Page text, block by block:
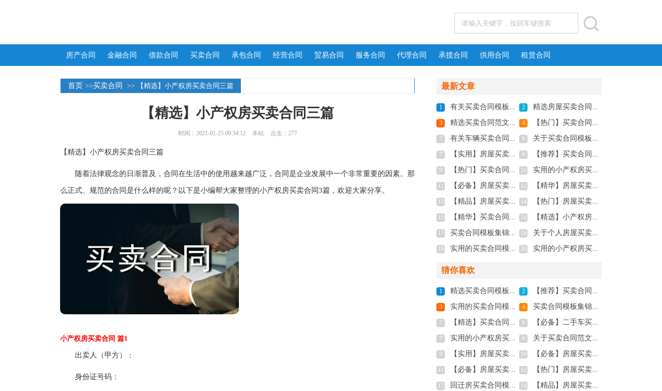
房产合同 金融合同 借款合同 买卖合同 承包合同 经营合同 贸易合同 服务合同 代理合同 承揽合同 供用合同 租赁合同
首页 >>买卖合同 >> 【精选】小产权房买卖合同三篇
【精选】小产权房买卖合同三篇
时间：2021-01-25 09:34:12 本站 点击：277
【精选】小产权房买卖合同三篇
随着法律观念的日渐普及，合同在生活中的使用越来越广泛，合同是企业发展中一个非常重要的因素。那
么正式、规范的合同是什么样的呢？以下是小编帮大家整理的小产权房买卖合同3篇，欢迎大家分享。
小产权房买卖合同 篇1
出卖人（甲方）：
身份证号码：
最新文章
1 有关买卖合同模板锦集九篇 2 精选房屋买卖合同集合十篇
3 精选买卖合同范文锦集九篇 4 【热门】买卖合同范文汇编八篇
5 有关车辆买卖合同模板10篇 6 关于买卖合同模板六篇
7 【实用】房屋买卖合同3篇 8 【推荐】买卖合同模板八篇
9 【热门】买卖合同模板锦集7篇 10 实用的小产权房买卖合同三篇
【必备】房屋买卖合同范文集合6篇 12 【精华】房屋买卖合同三篇
13 【精品】房屋买卖合同范文锦集8篇 14 【热门】房屋买卖合同模板4篇
15 【精华】买卖合同范文汇编4篇 16 【精选】小产权房买卖合同三篇
17 买卖合同模板集锦9篇 18 关于个人房屋买卖合同四篇
19 实用的买卖合同模板七篇 20 实用的小产权房买卖合同四篇
猜你喜欢
1 精选买卖合同模板汇编5篇 2 【推荐】买卖合同模板八篇
3 实用的买卖合同模板锦集六篇 4 买卖合同模板集锦9篇
5 【精选】买卖合同范文锦集十篇 6 【必备】二手车买卖合同四篇
7 实用的小产权房买卖合同三篇 8 关于买卖合同范文汇总10篇
9 【实用】房屋买卖合同4篇 10 【必备】房屋买卖合同8篇
【必备】房屋买卖合同三篇 12 【热门】房屋买卖合同模板4篇
13 回迁房买卖合同模板集合6篇 14 【精品】房屋买卖合同范文锦集8篇